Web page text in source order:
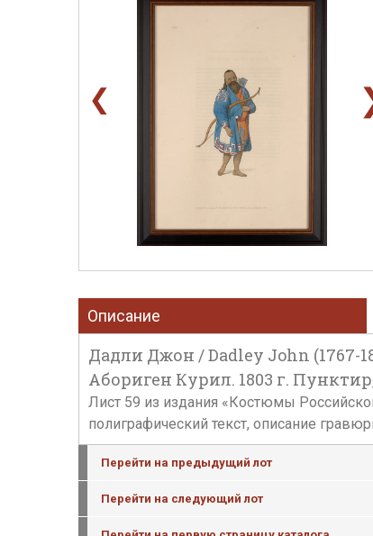
❮
Описание
Дадли Джон / Dadley John (1767-
Абориген Курил. 1803 г.
Лист 59 из издания «Костюмы
полиграфический текст, описание
Перейти на предыдущий лот
Перейти на следующий лот